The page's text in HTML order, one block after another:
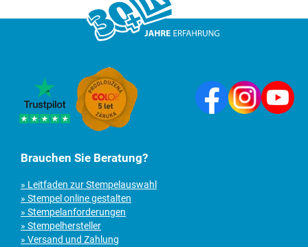
Brauchen Sie Beratung?
» Leitfaden zur Stempelauswahl
» Stempel online gestalten
» Stempelanforderungen
» Stempelhersteller
» Versand und Zahlung